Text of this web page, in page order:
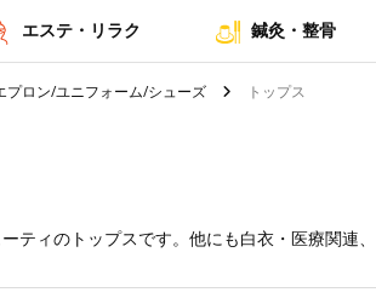
エステ・リラク 鍼灸・整骨
プロン/ユニフォーム/シューズ トップス
ティのトップスです。他にも白衣・医療関連、